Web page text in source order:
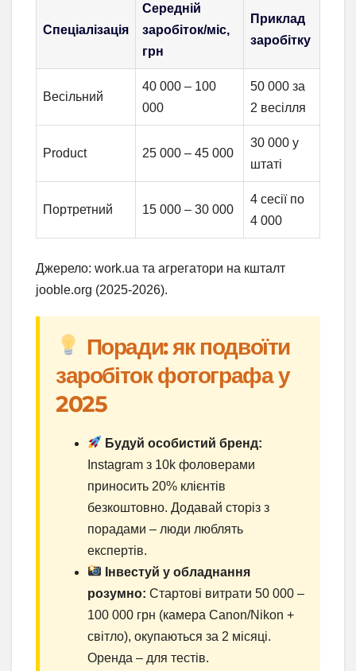
Спеціалізація
Середній
заробіток/міс,
грн
Приклад
заробітку
Весільний
40 000 – 100
000
50 000 за
2 весілля
Product 25 000 – 45 000
30 000 у
штаті
Портретний 15 000 – 30 000
4 сесії по
4 000
Джерело: work.ua та агрегатори на кшталт
jooble.org (2025-2026).
Поради: як подвоїти
заробіток фотографа у
2025
Будуй особистий бренд:
Instagram з 10k фоловерами
приносить 20% клієнтів
безкоштовно. Додавай сторіз з
порадами – люди люблять
експертів.
Інвестуй у обладнання
розумно: Стартові витрати 50 000 –
100 000 грн (камера Canon/Nikon +
світло), окупаються за 2 місяці.
Оренда – для тестів.